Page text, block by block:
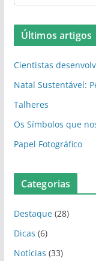
Últimos artigos
Cientistas
Natal Sustentável:
Talheres
Os Símbolos que
Papel Fotográfico
Categorias
Destaque(28)
Dicas (6)
Notícias (33)